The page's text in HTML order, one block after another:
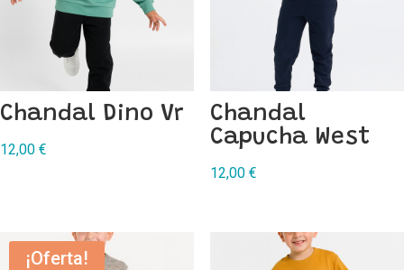
Chandal Dino Vr
12,00 €
Chandal
Capucha West
12,00 €
¡Oferta!